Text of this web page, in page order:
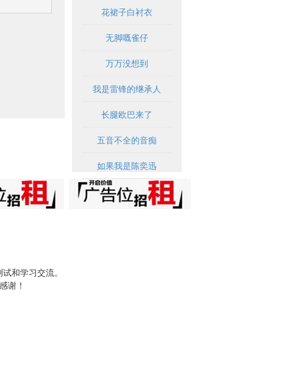
花裙子白衬衣
无脚嘅雀仔
万万没想到
我是雷锋的继承人
长腿欧巴来了
五音不全的音痴
如果我是陈奕迅
和学习交流。
谢！